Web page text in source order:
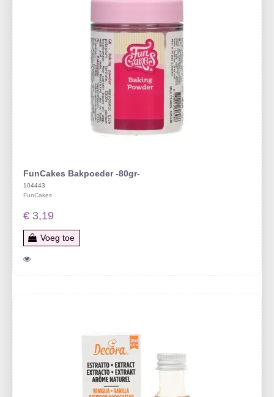
FunCakes Bakpoeder -80gr-
104443
FunCakes
€ 3,19
Voeg toe